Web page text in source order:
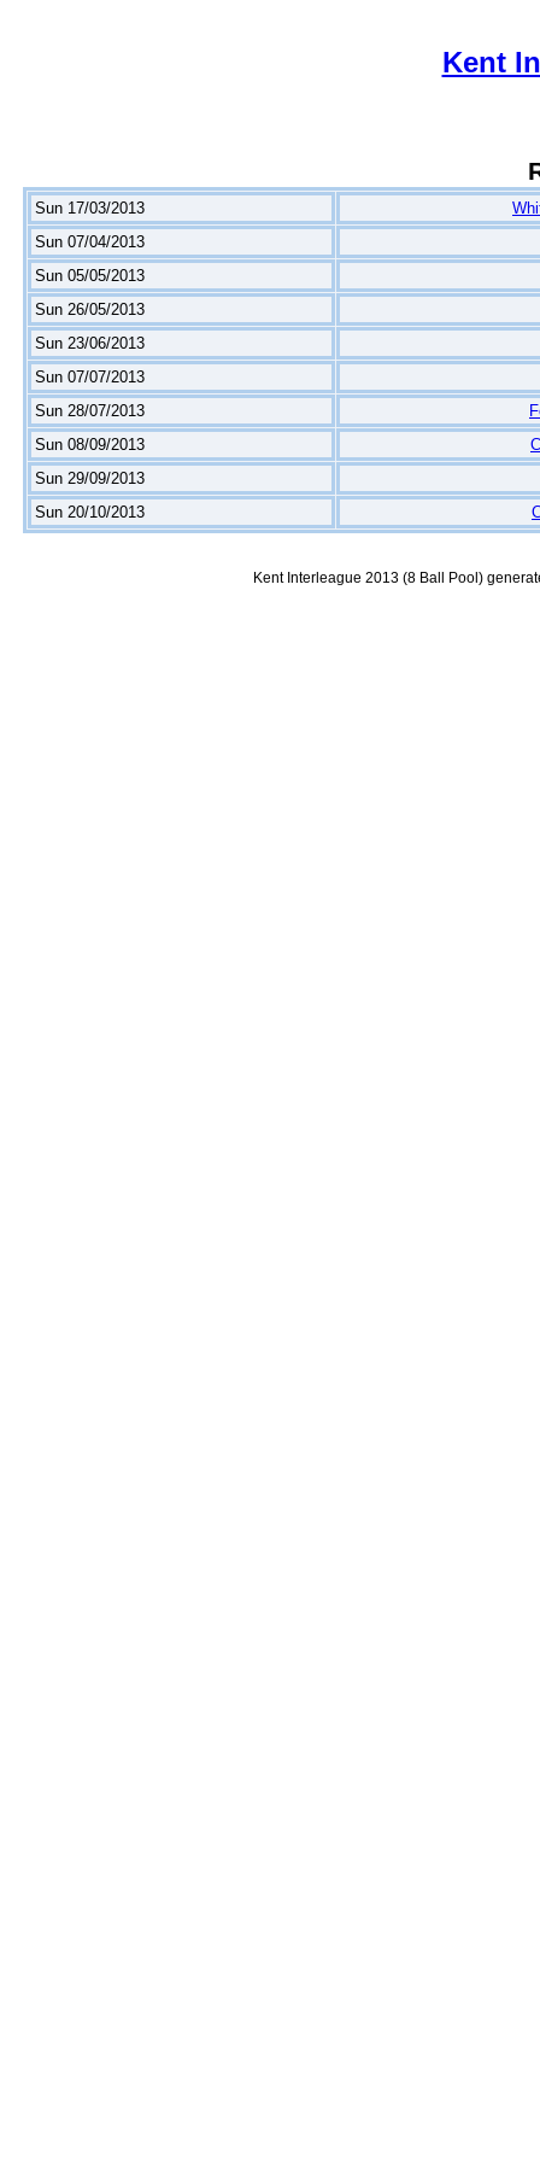
Kent
Sun 17/03/2013
Sun 07/04/2013
Sun 05/05/2013
Sun 26/05/2013
Sun 23/06/2013
Sun 07/07/2013
Sun 28/07/2013
Sun 08/09/2013
Sun 29/09/2013
Sun 20/10/2013
Kent Interleague 2013 (8 Ball Pool)